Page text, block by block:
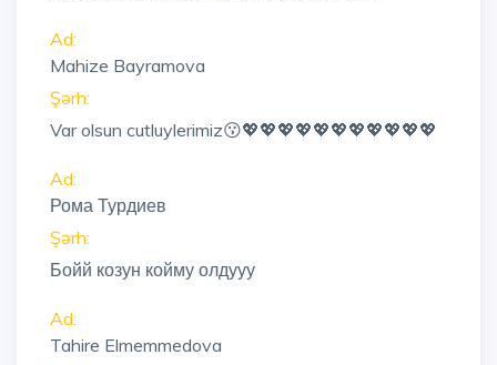
Ad:
Mahize Bayramova
Şərh:
Var olsun cutluylerimiz😗💖💖💖💖💖💖💖💖💖💖💖
Ad:
Рома Турдиев
Şərh:
Бойй козун койму олдууу
Ad:
Tahire Elmemmedova